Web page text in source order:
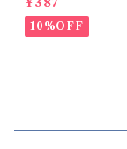
10%OFF